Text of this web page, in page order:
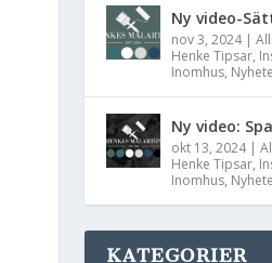
Ny video-
nov 3, 2024|
Henke Tipsar,
Inomhus,
Ny video:
okt 13, 2024|
Henke Tipsar,
Inomhus,
KATEGORIER